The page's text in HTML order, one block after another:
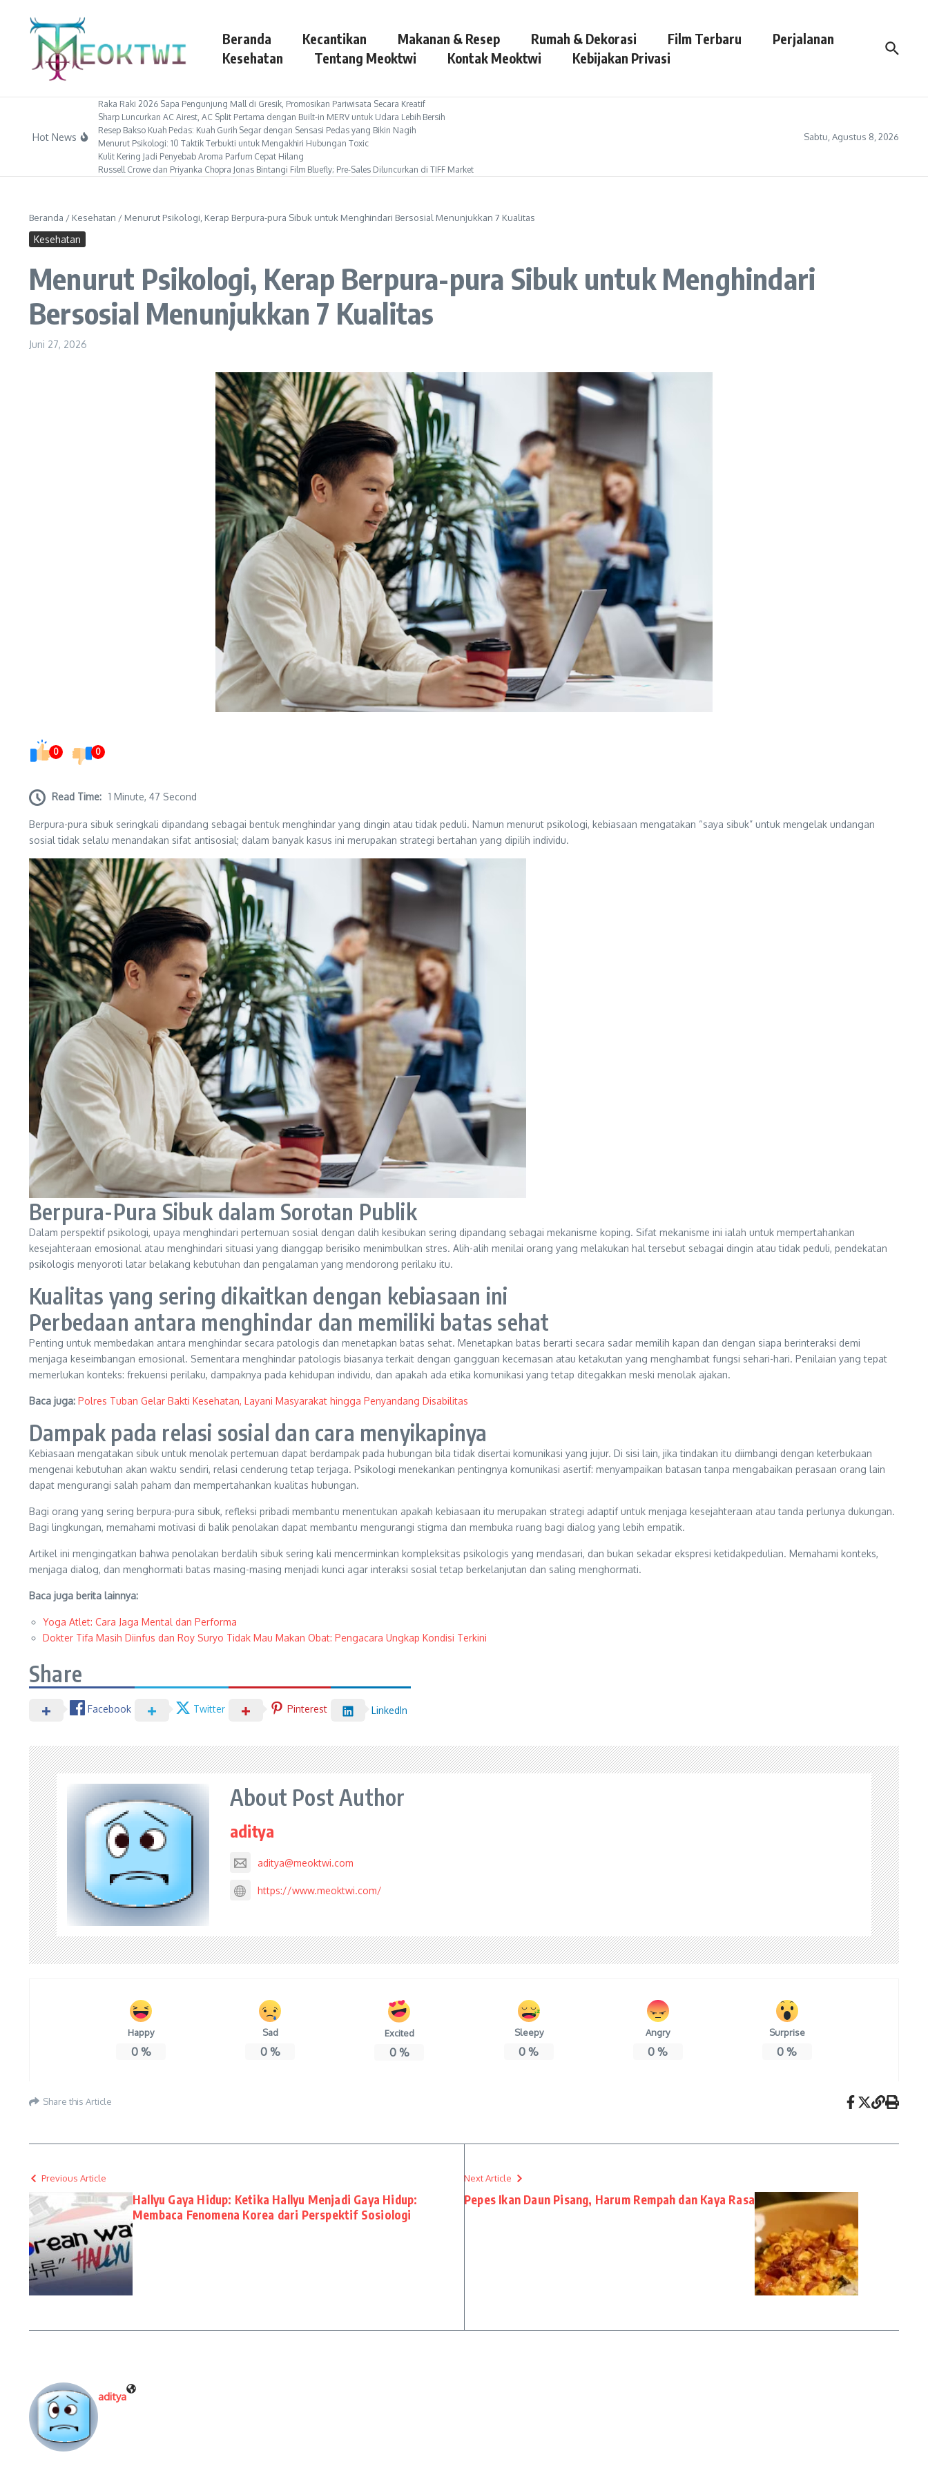
Beranda Kecantikan Makanan & Resep Rumah & Dekorasi Film Terbaru
Perjalanan
Kesehatan
Tentang Meoktwi Kontak Meoktwi Kebijakan Privasi
Hot News
Raka Raki 2026 Sapa Pengunjung Mall di Gresik, Promosikan Pariwisata Secara Kreatif
Sharp Luncurkan AC Airest, AC Split Pertama dengan Built-in MERV untuk Udara Lebih Bersih
Resep Bakso Kuah Pedas: Kuah Gurih Segar dengan Sensasi Pedas yang Bikin Nagih
Menurut Psikologi: 10 Taktik Terbukti untuk Mengakhiri Hubungan Toxic
Kulit Kering Jadi Penyebab Aroma Parfum Cepat Hilang
Russell Crowe dan Priyanka Chopra Jonas Bintangi Film Bluefly; Pre-Sales Diluncurkan di TIFF Market
Sabtu, Agustus 8, 2026
Beranda / Kesehatan / Menurut Psikologi, Kerap Berpura-pura Sibuk untuk Menghindari Bersosial Menunjukkan 7 Kualitas
Kesehatan
Menurut Psikologi, Kerap Berpura-pura Sibuk untuk Menghindari
Bersosial Menunjukkan 7 Kualitas
Juni 27, 2026
0 0
Read Time: 1 Minute, 47 Second
Berpura-pura sibuk seringkali dipandang sebagai bentuk menghindar yang dingin atau tidak peduli. Namun menurut psikologi, kebiasaan mengatakan “saya sibuk” untuk mengelak undangan
sosial tidak selalu menandakan sifat antisosial; dalam banyak kasus ini merupakan strategi bertahan yang dipilih individu.
Berpura-Pura Sibuk dalam Sorotan Publik
Dalam perspektif psikologi, upaya menghindari pertemuan sosial dengan dalih kesibukan sering dipandang sebagai mekanisme koping. Sifat mekanisme ini ialah untuk mempertahankan
kesejahteraan emosional atau menghindari situasi yang dianggap berisiko menimbulkan stres. Alih-alih menilai orang yang melakukan hal tersebut sebagai dingin atau tidak peduli, pendekatan
psikologis menyoroti latar belakang kebutuhan dan pengalaman yang mendorong perilaku itu.
Kualitas yang sering dikaitkan dengan kebiasaan ini
Perbedaan antara menghindar dan memiliki batas sehat
Penting untuk membedakan antara menghindar secara patologis dan menetapkan batas sehat. Menetapkan batas berarti secara sadar memilih kapan dan dengan siapa berinteraksi demi
menjaga keseimbangan emosional. Sementara menghindar patologis biasanya terkait dengan gangguan kecemasan atau ketakutan yang menghambat fungsi sehari-hari. Penilaian yang tepat
memerlukan konteks: frekuensi perilaku, dampaknya pada kehidupan individu, dan apakah ada etika komunikasi yang tetap ditegakkan meski menolak ajakan.
Baca juga: Polres Tuban Gelar Bakti Kesehatan, Layani Masyarakat hingga Penyandang Disabilitas
Dampak pada relasi sosial dan cara menyikapinya
Kebiasaan mengatakan sibuk untuk menolak pertemuan dapat berdampak pada hubungan bila tidak disertai komunikasi yang jujur. Di sisi lain, jika tindakan itu diimbangi dengan keterbukaan
mengenai kebutuhan akan waktu sendiri, relasi cenderung tetap terjaga. Psikologi menekankan pentingnya komunikasi asertif: menyampaikan batasan tanpa mengabaikan perasaan orang lain
dapat mengurangi salah paham dan mempertahankan kualitas hubungan.
Bagi orang yang sering berpura-pura sibuk, refleksi pribadi membantu menentukan apakah kebiasaan itu merupakan strategi adaptif untuk menjaga kesejahteraan atau tanda perlunya dukungan.
Bagi lingkungan, memahami motivasi di balik penolakan dapat membantu mengurangi stigma dan membuka ruang bagi dialog yang lebih empatik.
Artikel ini mengingatkan bahwa penolakan berdalih sibuk sering kali mencerminkan kompleksitas psikologis yang mendasari, dan bukan sekadar ekspresi ketidakpedulian. Memahami konteks,
menjaga dialog, dan menghormati batas masing-masing menjadi kunci agar interaksi sosial tetap berkelanjutan dan saling menghormati.
Baca juga berita lainnya:
Yoga Atlet: Cara Jaga Mental dan Performa
Dokter Tifa Masih Diinfus dan Roy Suryo Tidak Mau Makan Obat: Pengacara Ungkap Kondisi Terkini
Share
Facebook Twitter Pinterest LinkedIn
About Post Author
aditya
aditya@meoktwi.com
https://www.meoktwi.com/
Happy
0%
Sad
0%
Excited
0%
Sleepy
0 %
Angry
0 %
Surprise
0 %
Share this Article
Previous Article
Hallyu Gaya Hidup: Ketika Hallyu Menjadi Gaya Hidup:
Membaca Fenomena Korea dari Perspektif Sosiologi
Next Article
Pepes Ikan Daun Pisang, Harum Rempah dan Kaya Rasa
aditya